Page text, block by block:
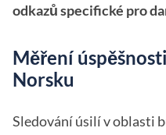
odkazů specifické pro
Měření
Norsku
Sledování úsilí v oblasti